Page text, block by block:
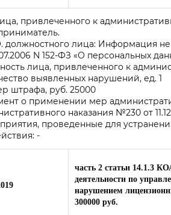
привлеченного к
должностного лица: Информация
N 152-ФЗ «О персональных
лица, привлеченного к
выявленных нарушений, ед. 1
штрафа, руб. 25000
о применении мер
наказания №230 от
проведенные для
-
часть 2 статьи 14.1.3
деятельности по
нарушением
300000 руб.